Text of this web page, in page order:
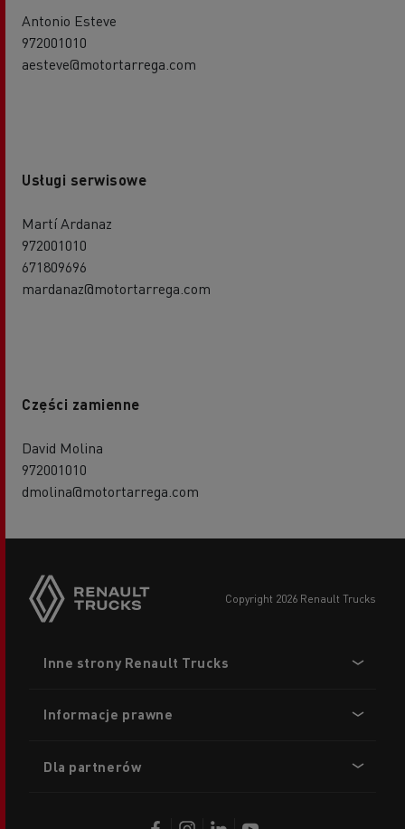
Antonio Esteve
972001010
aesteve@motortarrega.com
Usługi serwisowe
Martí Ardanaz
972001010
671809696
mardanaz@motortarrega.com
Części zamienne
David Molina
972001010
dmolina@motortarrega.com
copyright 2026 Renault Trucks
menu
Inne strony Renault Trucks
Informacje prawne
Dla partnerów